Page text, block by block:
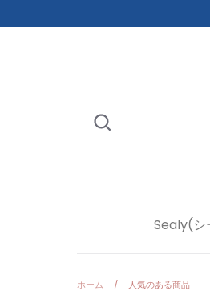
ン
Sealy(シ
ホーム / 人気のある商品